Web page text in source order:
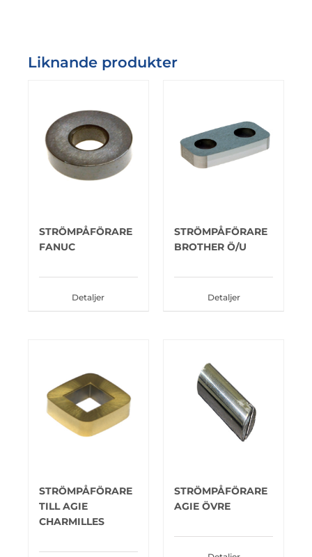
Liknande produkter
STRÖMPÅFÖRARE
FANUC
Detaljer
STRÖMPÅFÖRARE
BROTHER Ö/U
Detaljer
STRÖMPÅFÖRARE
TILL AGIE
CHARMILLES
STRÖMPÅFÖRARE
AGIE ÖVRE